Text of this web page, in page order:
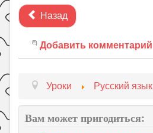
Назад
Добавить комментарий
Уроки Русский язык
Вам может пригодиться: